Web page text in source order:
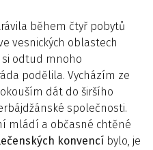
během čtyř pobytů
vesnických oblastech
si odtud mnoho
podělila. Vycházím ze
dát do širšího
společnosti.
mládí a občasné chtěné
konvencí bylo, je